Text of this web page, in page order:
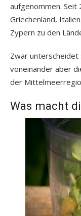
aufgenommen. Seit
Griechenland,
Zypern zu den
Zwar unterscheidet
voneinander aber
der
Was macht